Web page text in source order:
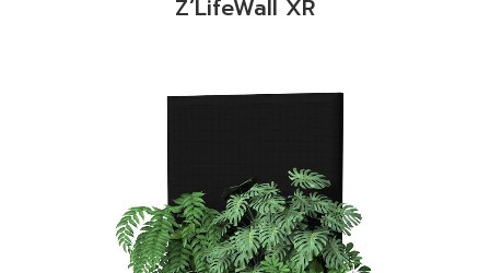
Z’LifeWall XR